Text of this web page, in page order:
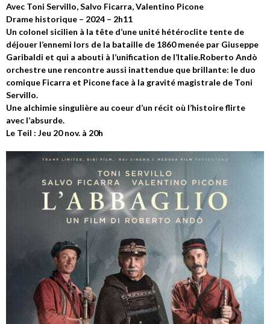
Avec Toni Servillo, Salvo Ficarra, Valentino Picone
Drame historique – 2024 – 2h11
Un colonel sicilien à la tête d’une unité hétéroclite tente de
déjouer l’ennemi lors de la bataille de 1860 menée par Giuseppe
Garibaldi et qui a abouti à l’unification de l’Italie.Roberto Andò
orchestre une rencontre aussi inattendue que brillante: le duo
comique Ficarra et Picone face à la gravité magistrale de Toni
Servillo.
Une alchimie singulière au coeur d’un récit où l’histoire flirte
avec l’absurde.
Le Teil : Jeu 20 nov. à 20h